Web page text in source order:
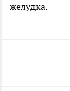
желудка.